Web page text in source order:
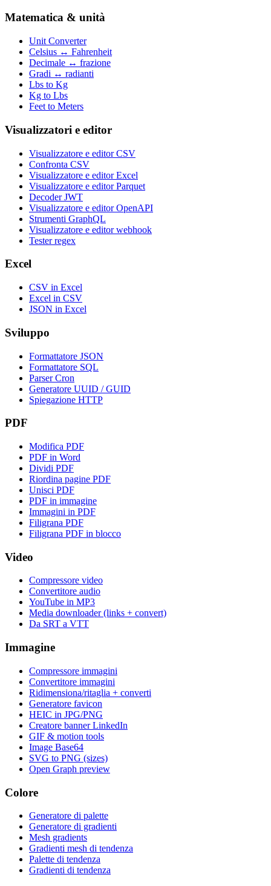
Matematica & unità
Unit Converter
Celsius ↔ Fahrenheit
Decimale ↔ frazione
Gradi ↔ radianti
Lbs to Kg
Kg to Lbs
Feet to Meters
Visualizzatori e editor
Visualizzatore e editor CSV
Confronta CSV
Visualizzatore e editor Excel
Visualizzatore e editor Parquet
Decoder JWT
Visualizzatore e editor OpenAPI
Strumenti GraphQL
Visualizzatore e editor webhook
Tester regex
Excel
CSV in Excel
Excel in CSV
JSON in Excel
Sviluppo
Formattatore JSON
Formattatore SQL
Parser Cron
Generatore UUID / GUID
Spiegazione HTTP
PDF
Modifica PDF
PDF in Word
Dividi PDF
Riordina pagine PDF
Unisci PDF
PDF in immagine
Immagini in PDF
Filigrana PDF
Filigrana PDF in blocco
Video
Compressore video
Convertitore audio
YouTube in MP3
Media downloader (links + convert)
Da SRT a VTT
Immagine
Compressore immagini
Convertitore immagini
Ridimensiona/ritaglia + converti
Generatore favicon
HEIC in JPG/PNG
Creatore banner LinkedIn
GIF & motion tools
Image Base64
SVG to PNG (sizes)
Open Graph preview
Colore
Generatore di palette
Generatore di gradienti
Mesh gradients
Gradienti mesh di tendenza
Palette di tendenza
Gradienti di tendenza